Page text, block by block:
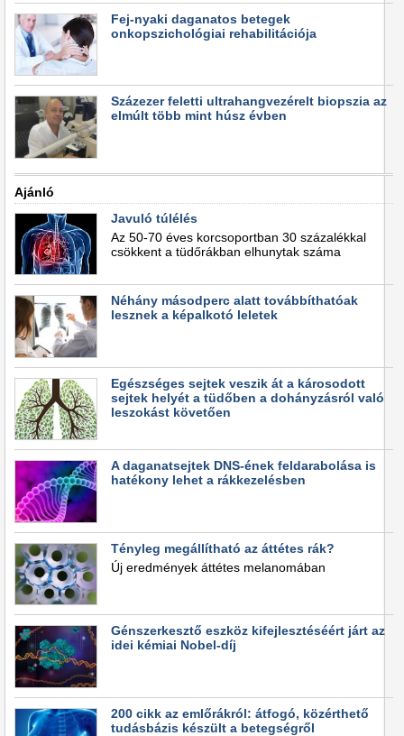
Fej-nyaki daganatos betegek
onkopszichológiai rehabilitációja
Százezer feletti ultrahangvezérelt biopszia az
elmúlt több mint húsz évben
Ajánló
Javuló túlélés
Az 50-70 éves korcsoportban 30 százalékkal
csökkent a tüdőrákban elhunytak száma
Néhány másodperc alatt továbbíthatóak
lesznek a képalkotó leletek
Egészséges sejtek veszik át a károsodott
sejtek helyét a tüdőben a dohányzásról való
leszokást követően
A daganatsejtek DNS-ének feldarabolása is
hatékony lehet a rákkezelésben
Tényleg megállítható az áttétes rák?
Új eredmények áttétes melanomában
Génszerkesztő eszköz kifejlesztéséért járt az
idei kémiai Nobel-díj
200 cikk az emlőrákról: átfogó, közérthető
tudásbázis készült a betegségről